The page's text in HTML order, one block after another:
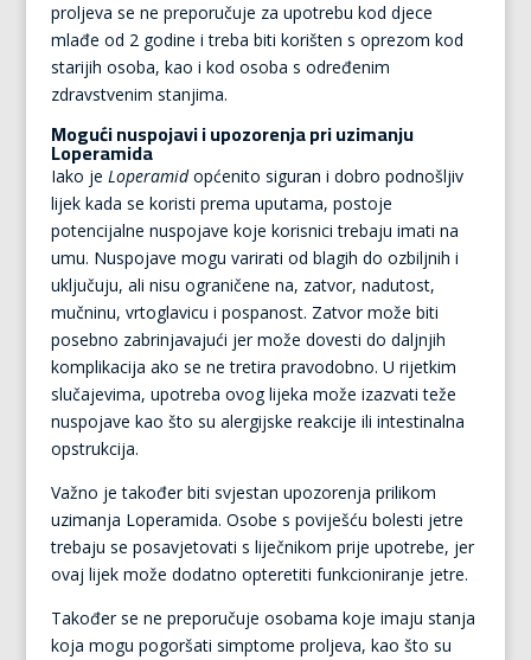
proljeva se ne preporučuje za upotrebu kod djece
mlađe od 2 godine i treba biti korišten s oprezom kod
starijih osoba, kao i kod osoba s određenim
zdravstvenim stanjima.
Mogući nuspojavi i upozorenja pri uzimanju
Loperamida
Iako je Loperamidopćenito siguran i dobro podnošljiv
lijek kada se koristi prema uputama, postoje
potencijalne nuspojave koje korisnici trebaju imati na
umu. Nuspojave mogu varirati od blagih do ozbiljnih i
uključuju, ali nisu ograničene na, zatvor, nadutost,
mučninu, vrtoglavicu i pospanost. Zatvor može biti
posebno zabrinjavajući jer može dovesti do daljnjih
komplikacija ako se ne tretira pravodobno. U rijetkim
slučajevima, upotreba ovog lijeka može izazvati teže
nuspojave kao što su alergijske reakcije ili intestinalna
opstrukcija.
Važno je također biti svjestan upozorenja prilikom
uzimanja Loperamida. Osobe s poviješću bolesti jetre
trebaju se posavjetovati s liječnikom prije upotrebe, jer
ovaj lijek može dodatno opteretiti funkcioniranje jetre.
Također se ne preporučuje osobama koje imaju stanja
koja mogu pogoršati simptome proljeva, kao što su